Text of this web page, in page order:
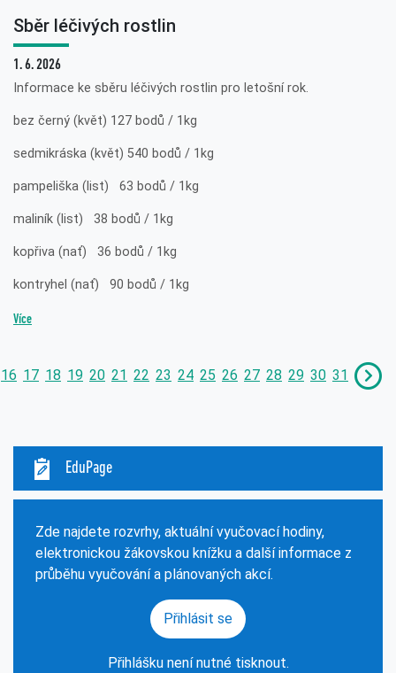
Sběr léčivých rostlin
1. 6. 2026
Informace ke sběru léčivých rostlin pro letošní rok.
bez černý (květ) 127 bodů / 1kg
sedmikráska (květ) 540 bodů / 1kg
pampeliška (list) 63 bodů / 1kg
maliník (list) 38 bodů / 1kg
kopřiva (nať) 36 bodů / 1kg
kontryhel (nať) 90 bodů / 1kg
Více
16 17 18 19 20 21 22 23 24 25 26 27 28 29 30 31
EduPage
Zde najdete rozvrhy, aktuální vyučovací hodiny,
elektronickou žákovskou knížku a další informace z
průběhu vyučování a plánovaných akcí.
Přihlásit se
Přihlášku není nutné tisknout.